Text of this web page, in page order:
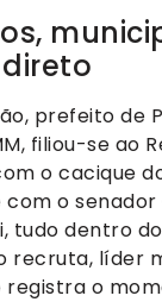
prefeito de
filiou-se ao
o cacique
com o
tudo dentro
recruta, líder
o